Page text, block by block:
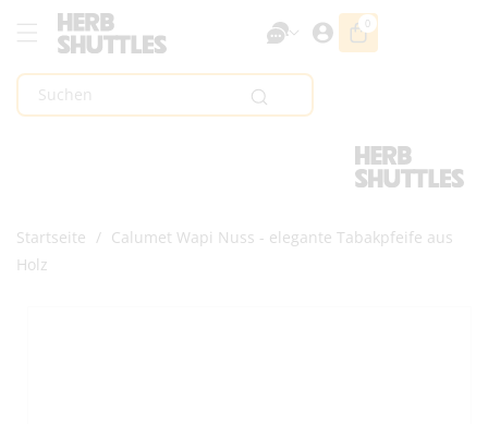
Springen
Suchen
0
0
Artikel
Startseite / Calumet Wapi Nuss - elegante Tabakpfeife aus
Holz